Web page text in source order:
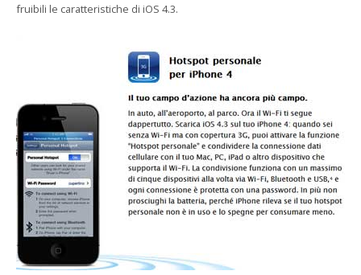
fruibili le caratteristiche di iOS 4.3.